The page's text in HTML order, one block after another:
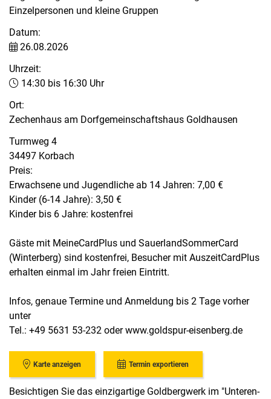
Einzelpersonen und kleine Gruppen
Datum:
26.08.2026
Uhrzeit:
14:30 bis 16:30 Uhr
Ort:
Zechenhaus am Dorfgemeinschaftshaus Goldhausen
Turmweg 4
34497 Korbach
Preis:
Erwachsene und Jugendliche ab 14 Jahren: 7,00 €
Kinder (6-14 Jahre): 3,50 €
Kinder bis 6 Jahre: kostenfrei
Gäste mit MeineCardPlus und SauerlandSommerCard
(Winterberg) sind kostenfrei, Besucher mit AuszeitCardPlus
erhalten einmal im Jahr freien Eintritt.
Infos, genaue Termine und Anmeldung bis 2 Tage vorher
unter
Tel.: +49 5631 53-232 oder www.goldspur-eisenberg.de
Karte anzeigen Termin exportieren
Besichtigen Sie das einzigartige Goldbergwerk im "Unteren-